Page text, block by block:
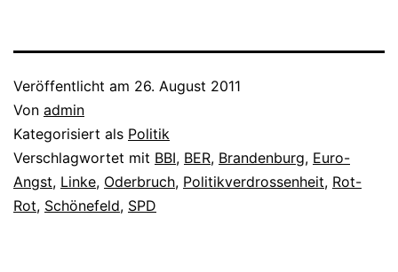
Atomkraftwerke wieder
Selbstbewusstsein kam bei
den Brandenburger Grünen
sehr gut an. Auch…
Veröffentlicht am 26. August 2011
Von admin
Kategorisiert als Politik
Verschlagwortet mit BBI, BER, Brandenburg, Euro-
Angst, Linke, Oderbruch, Politikverdrossenheit, Rot-
Rot, Schönefeld, SPD